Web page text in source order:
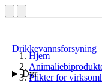
Drikkevannsforsyning
Dyr
Hjem
Plikter for